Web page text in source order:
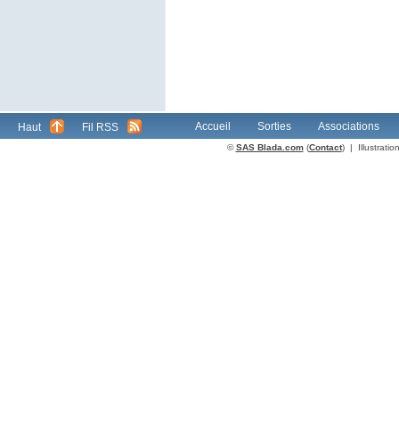
Haut Fil RSS Accueil Sorties Associations
©SAS Blada.com(Contact) |